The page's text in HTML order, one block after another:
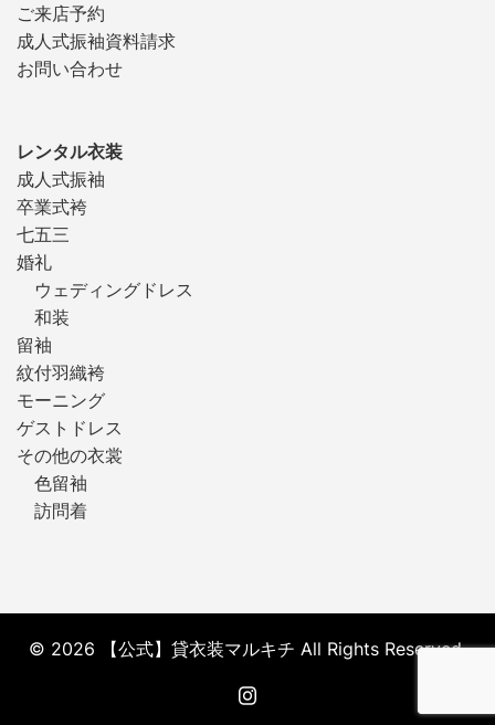
ご来店予約
成人式振袖資料請求
お問い合わせ
レンタル衣装
成人式振袖
卒業式袴
七五三
婚礼
ウェディングドレス
和装
留袖
紋付羽織袴
モーニング
ゲストドレス
その他の衣裳
色留袖
訪問着
© 2026 【公式】貸衣装マルキチ All Rights Reserved.